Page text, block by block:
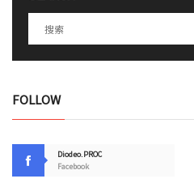
FOLLOW
Diodeo.PROC
Facebook